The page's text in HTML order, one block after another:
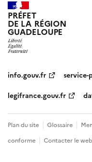
PRÉFET
DE LA RÉGION
GUADELOUPE
info.gouv.fr
service-
legifrance.gouv.fr
Plan du site Glossaire
conforme
Contacter le